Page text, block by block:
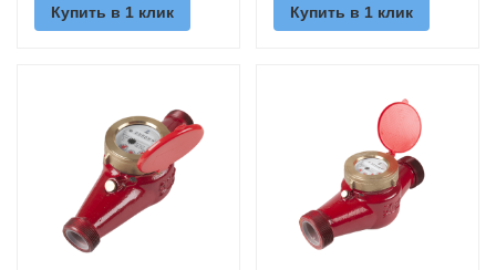
Купить в 1 клик Купить в 1 клик